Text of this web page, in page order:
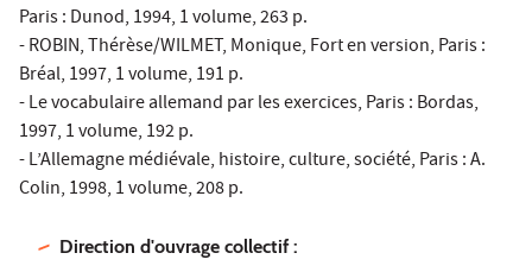
Paris : Dunod, 1994, 1 volume, 263 p.
- ROBIN, Thérèse/WILMET, Monique, Fort en version, Paris :
Bréal, 1997, 1 volume, 191 p.
- Le vocabulaire allemand par les exercices, Paris : Bordas,
1997, 1 volume, 192 p.
- L’Allemagne médiévale, histoire, culture, société, Paris : A.
Colin, 1998, 1 volume, 208 p.
Direction d'ouvrage collectif :